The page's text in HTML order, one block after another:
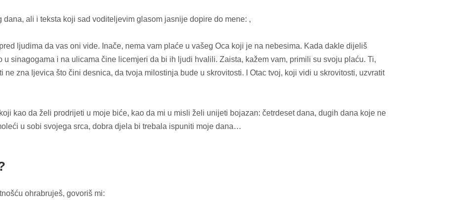
ali i teksta koji sad voditeljevim glasom jasnije dopire do mene: ,
ljudima da vas oni vide. Inače, nema vam plaće u vašeg Oca koji je na nebesima. Kada dakle dijeliš
u sinagogama i na ulicama čine licemjeri da bi ih ljudi hvalili. Zaista, kažem vam, primili su svoju plaću. Ti,
ne zna ljevica što čini desnica, da tvoja milostinja bude u skrovitosti. I Otac tvoj, koji vidi u skrovitosti, uzvratit
kao da želi prodrijeti u moje biće, kao da mi u misli želi unijeti bojazan: četrdeset dana, dugih dana koje ne
u sobi svojega srca, dobra djela bi trebala ispuniti moje dana…
ohrabruješ, govoriš mi: